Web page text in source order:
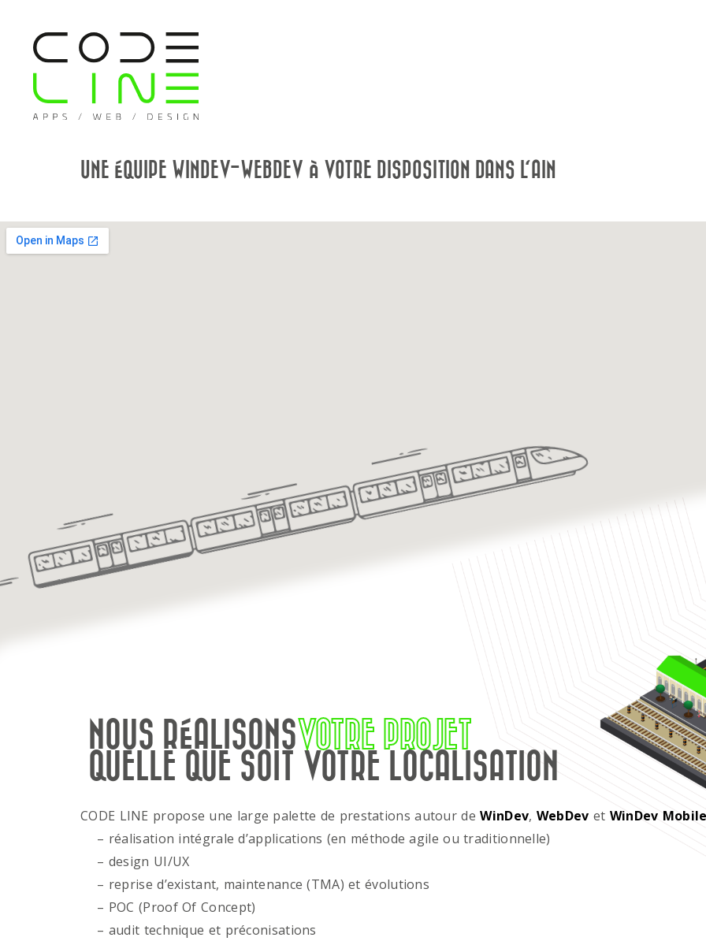
UNE ÉQUIPE WINDEV-WEBDEV À VOTRE DISPOSITION DANS L'AIN
NOUS RÉALISONSVOTRE PROJET
QUELLE QUE SOIT VOTRE LOCALISATION
CODE LINE propose une large palette de prestations autour deWinDev, WebDev et WinDev
– réalisation intégrale d’applications (en méthode agile ou traditionnelle)
– design UI/UX
– reprise d’existant, maintenance (TMA) et évolutions
– POC (Proof Of Concept)
– audit technique et préconisations